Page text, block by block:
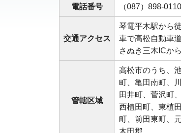
電話番号 （087）898-0110
交通アクセス
琴電平木駅から
車で高松自動車
さぬき三木ICか
管轄区域
高松市のうち、
町、亀田南町、
田井町、菅沢町
西植田町、東植
町、前田東町、
木田郡